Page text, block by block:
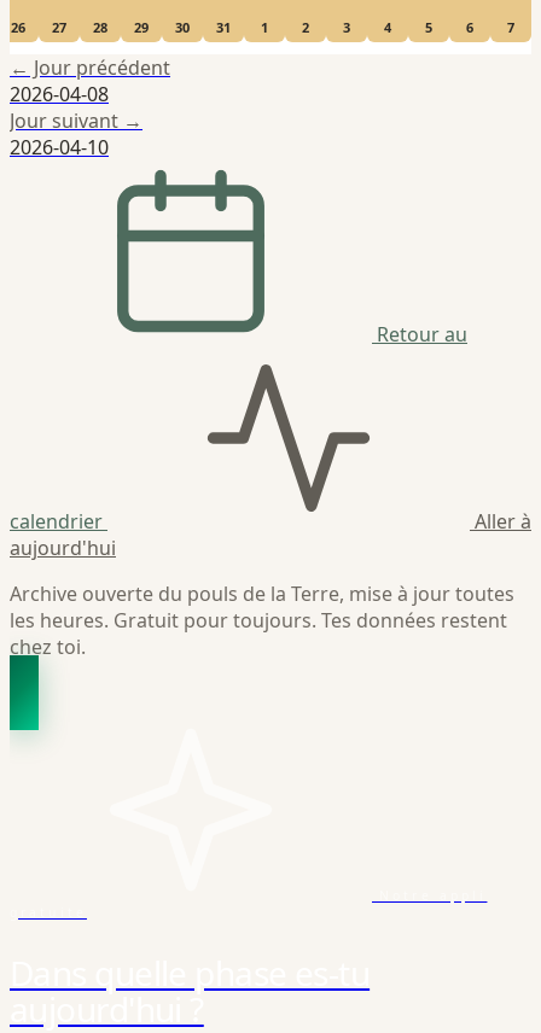
26 27 28 29 30 31 1 2 3 4 5 6 7
← Jour précédent
2026-04-08
Jour suivant →
2026-04-10
Retour au
calendrier
Aller à
aujourd'hui
Archive ouverte du pouls de la Terre, mise à jour toutes
les heures. Gratuit pour toujours. Tes données restent
chez toi.